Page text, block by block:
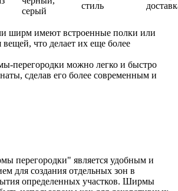
серый
стиль
ширм имеют встроенные полки или
что делает их еще более
можно легко и быстро
сделав его более современным и
перегородки" является удобным и
для создания отдельных зон в
определенных участков. Ширмы